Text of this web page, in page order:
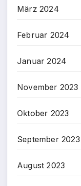
März 2024
Februar 2024
Januar 2024
November 2023
Oktober 2023
September 2023
August 2023